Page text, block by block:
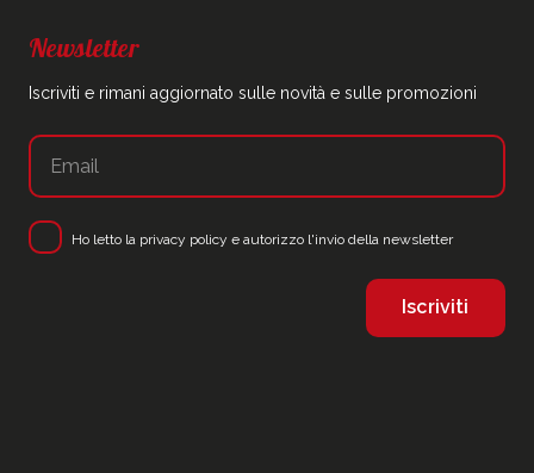
Newsletter
Iscriviti e rimani aggiornato sulle novità e sulle promozioni
Ho letto la privacy policy e autorizzo l'invio della newsletter